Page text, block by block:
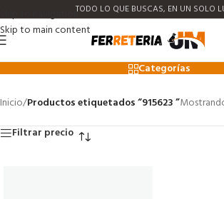
Skip to navigation
Skip to main content
TODO LO QUE BUSCAS, EN UN SOLO
915623
Categorías
Inicio/Productos etiquetados “915623 ”
Filtrar precio